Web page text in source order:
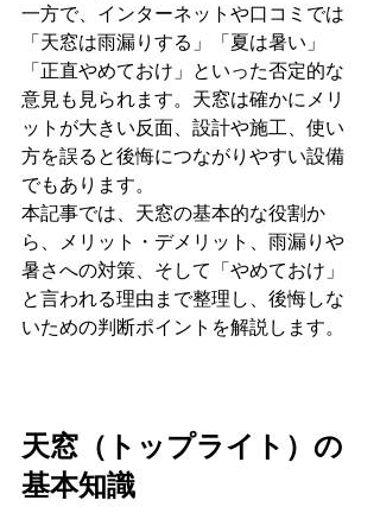
一方で、インターネットや口コミでは
「天窓は雨漏りする」「夏は暑い」
「正直やめておけ」といった否定的な
意見も見られます。天窓は確かにメリ
ットが大きい反面、設計や施工、使い
方を誤ると後悔につながりやすい設備
でもあります。
本記事では、天窓の基本的な役割か
ら、メリット・デメリット、雨漏りや
暑さへの対策、そして「やめておけ」
と言われる理由まで整理し、後悔しな
いための判断ポイントを解説します。
天窓（トップライト）の
基本知識